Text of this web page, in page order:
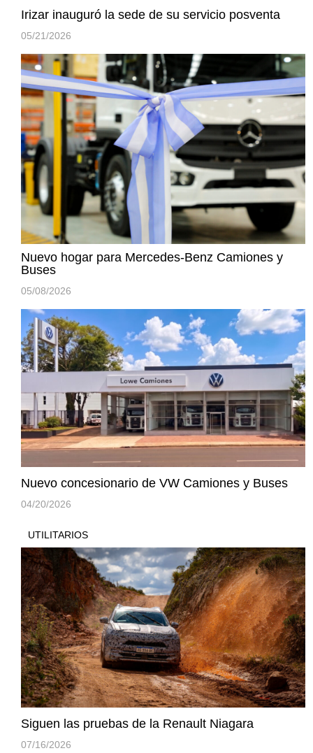
Irizar inauguró la sede de su servicio posventa
05/21/2026
Nuevo hogar para Mercedes-Benz Camiones y
Buses
05/08/2026
Nuevo concesionario de VW Camiones y Buses
04/20/2026
UTILITARIOS
Siguen las pruebas de la Renault Niagara
07/16/2026